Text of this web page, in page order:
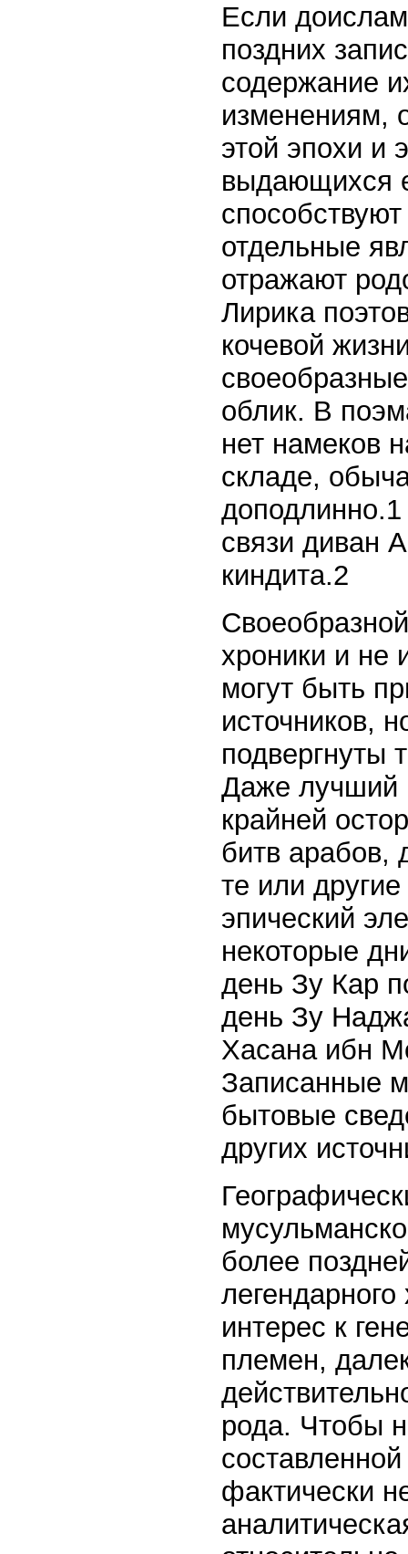
Если
поздних
содержание
изменениям,
этой эпохи и
выдающихся
отдельные
отражают
Лирика
кочевой
облик. В
нет намеков
складе,
связи диван
киндита.2
хроники и не
могут быть
источников,
подвергнуты
Даже лучший
крайней
битв арабов,
те или
эпический
некоторые
день Зу Кар
день Зу
Хасана ибн
Записанные
бытовые
других
более
интерес к
племен,
рода. Чтобы
фактически